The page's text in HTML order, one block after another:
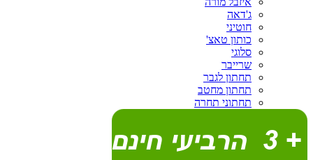
ג'דאה
חוטיני
כותון טאצ'
סלוגי
שרייבר
תחתון לגבר
תחתון מחטב
תחתוני תחרה